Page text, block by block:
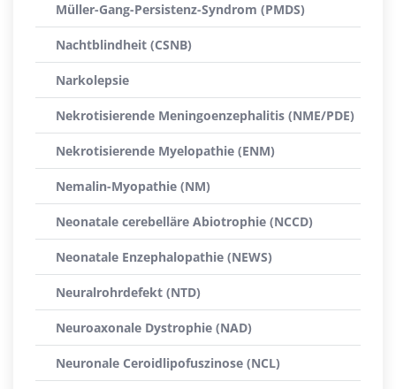
Müller-Gang-Persistenz-Syndrom (PMDS)
Nachtblindheit (CSNB)
Narkolepsie
Nekrotisierende Meningoenzephalitis (NME/PDE)
Nekrotisierende Myelopathie (ENM)
Nemalin-Myopathie (NM)
Neonatale cerebelläre Abiotrophie (NCCD)
Neonatale Enzephalopathie (NEWS)
Neuralrohrdefekt (NTD)
Neuroaxonale Dystrophie (NAD)
Neuronale Ceroidlipofuszinose (NCL)